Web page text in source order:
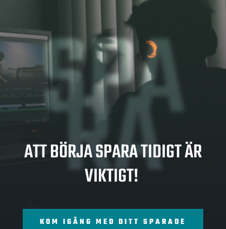
SPA
RA
ATT BÖRJA SPARA TIDIGT ÄR
VIKTIGT!
KOM IGÅNG MED DITT SPARADE